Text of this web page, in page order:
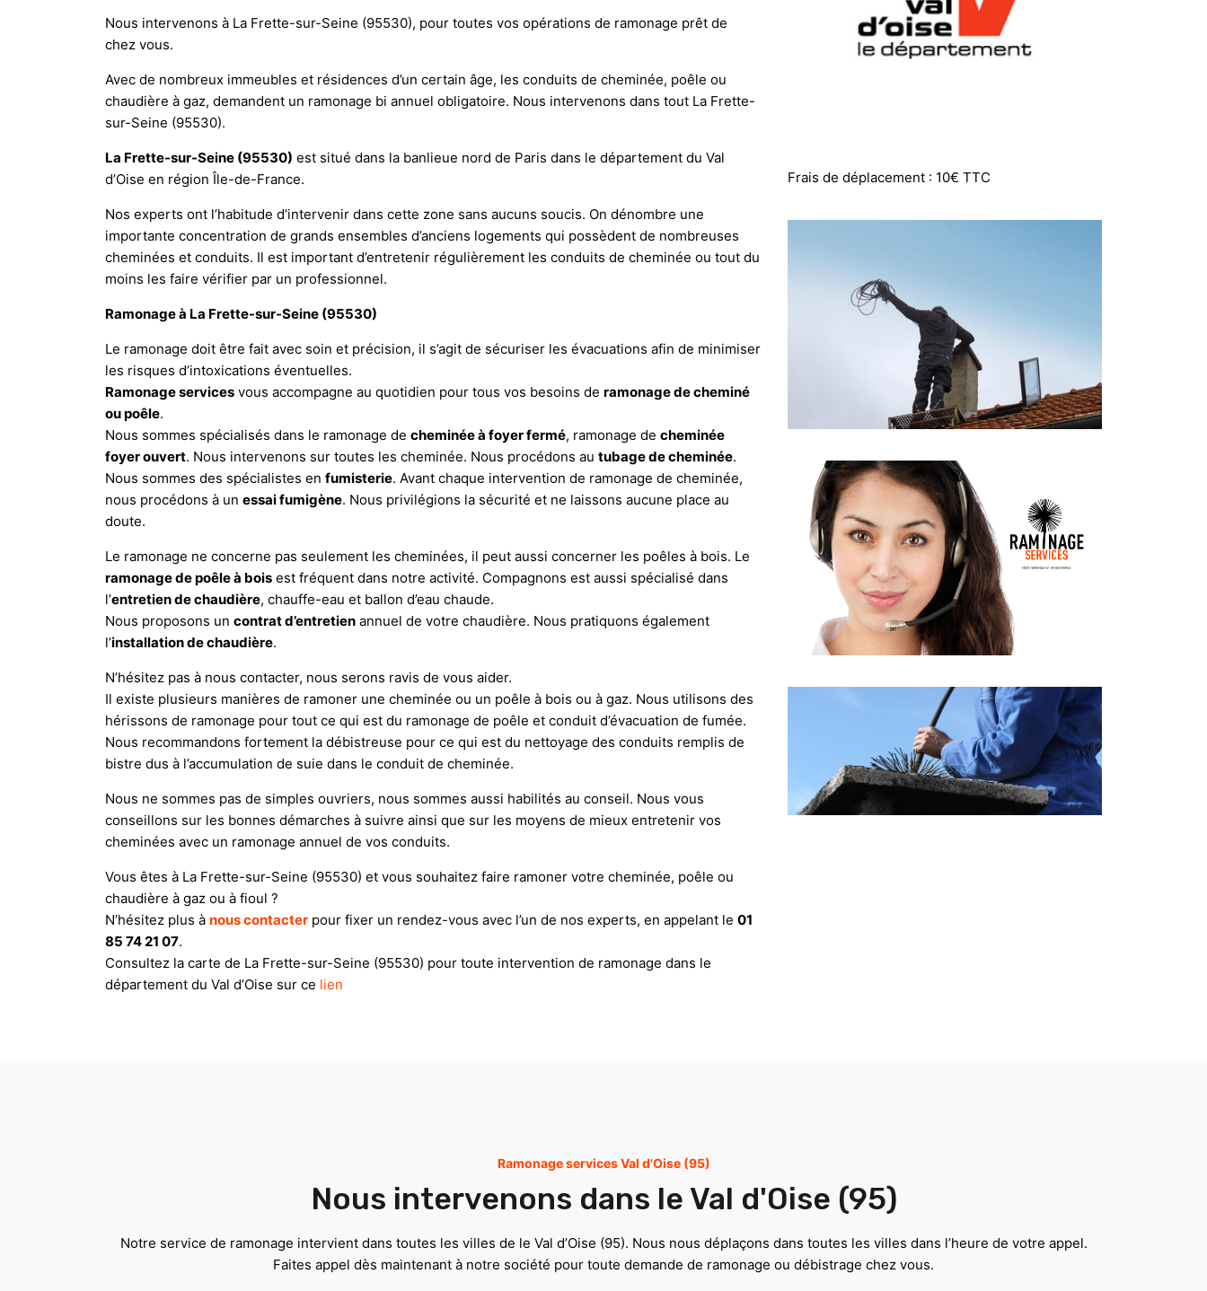
Nous intervenons à La Frette-sur-Seine (95530), pour toutes vos opérations de ramonage prêt de
chez vous.
Avec de nombreux immeubles et résidences d’un certain âge, les conduits de cheminée, poêle ou
chaudière à gaz, demandent un ramonage bi annuel obligatoire. Nous intervenons dans tout La Frette-
sur-Seine (95530).
La Frette-sur-Seine (95530) est situé dans la banlieue nord de Paris dans le département du Val
d’Oise en région Île-de-France.
Nos experts ont l’habitude d’intervenir dans cette zone sans aucuns soucis. On dénombre une
importante concentration de grands ensembles d’anciens logements qui possèdent de nombreuses
cheminées et conduits. Il est important d’entretenir régulièrement les conduits de cheminée ou tout du
moins les faire vérifier par un professionnel.
Ramonage à La Frette-sur-Seine (95530)
Le ramonage doit être fait avec soin et précision, il s’agit de sécuriser les évacuations afin de minimiser
les risques d’intoxications éventuelles.
Ramonage services vous accompagne au quotidien pour tous vos besoins de ramonage de cheminé
ou poêle.
Nous sommes spécialisés dans le ramonage de cheminée à foyer fermé, ramonage de cheminée
foyer ouvert. Nous intervenons sur toutes les cheminée. Nous procédons au tubage de cheminée.
Nous sommes des spécialistes en fumisterie. Avant chaque intervention de ramonage de cheminée,
nous procédons à un essai fumigène. Nous privilégions la sécurité et ne laissons aucune place au
doute.
Le ramonage ne concerne pas seulement les cheminées, il peut aussi concerner les poêles à bois. Le
ramonage de poêle à bois est fréquent dans notre activité. Compagnons est aussi spécialisé dans
l’entretien de chaudière, chauffe-eau et ballon d’eau chaude.
Nous proposons un contrat d’entretien annuel de votre chaudière. Nous pratiquons également
l’installation de chaudière.
N’hésitez pas à nous contacter, nous serons ravis de vous aider.
Il existe plusieurs manières de ramoner une cheminée ou un poêle à bois ou à gaz. Nous utilisons des
hérissons de ramonage pour tout ce qui est du ramonage de poêle et conduit d’évacuation de fumée.
Nous recommandons fortement la débistreuse pour ce qui est du nettoyage des conduits remplis de
bistre dus à l’accumulation de suie dans le conduit de cheminée.
Nous ne sommes pas de simples ouvriers, nous sommes aussi habilités au conseil. Nous vous
conseillons sur les bonnes démarches à suivre ainsi que sur les moyens de mieux entretenir vos
cheminées avec un ramonage annuel de vos conduits.
Vous êtes à La Frette-sur-Seine (95530) et vous souhaitez faire ramoner votre cheminée, poêle ou
chaudière à gaz ou à fioul ?
N’hésitez plus à nous contacter pour fixer un rendez-vous avec l’un de nos experts, en appelant le 01
85 74 21 07.
Consultez la carte de La Frette-sur-Seine (95530) pour toute intervention de ramonage dans le
département du Val d’Oise sur ce lien
Frais de déplacement : 10€ TTC
Ramonage services Val d'Oise (95)
Nous intervenons dans le Val d'Oise (95)
Notre service de ramonage intervient dans toutes les villes de le Val d’Oise (95). Nous nous déplaçons dans toutes les villes dans l’heure de votre appel.
Faites appel dès maintenant à notre société pour toute demande de ramonage ou débistrage chez vous.